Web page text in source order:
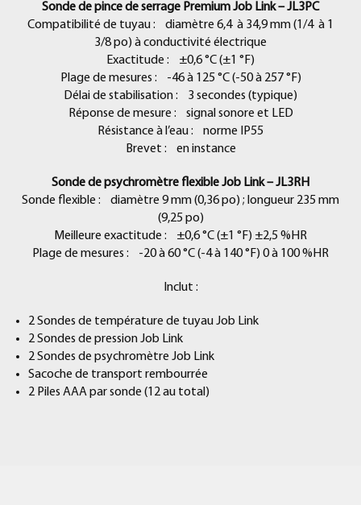
Sonde de pince de serrage Premium Job Link – JL3PC
Compatibilité de tuyau : diamètre 6,4 à 34,9 mm (1/4 à 1
3/8 po) à conductivité électrique
Exactitude : ±0,6 °C (±1 °F)
Plage de mesures : -46 à 125 °C (-50 à 257 °F)
Délai de stabilisation : 3 secondes (typique)
Réponse de mesure : signal sonore et LED
Résistance à l’eau : norme IP55
Brevet : en instance
Sonde de psychromètre flexible Job Link – JL3RH
Sonde flexible : diamètre 9 mm (0,36 po) ; longueur 235 mm
(9,25 po)
Meilleure exactitude : ±0,6 °C (±1 °F) ±2,5 %HR
Plage de mesures : -20 à 60 °C (-4 à 140 °F) 0 à 100 %HR
Inclut :
2 Sondes de température de tuyau Job Link
2 Sondes de pression Job Link
2 Sondes de psychromètre Job Link
Sacoche de transport rembourrée
2 Piles AAA par sonde (12 au total)